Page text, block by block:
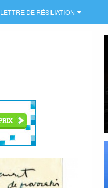
LETTRE DE RÉSILIATION